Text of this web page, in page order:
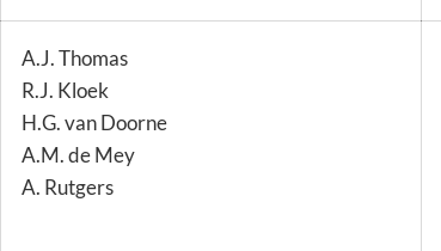
A.J. Thomas
R.J. Kloek
H.G. van Doorne
A.M. de Mey
A. Rutgers